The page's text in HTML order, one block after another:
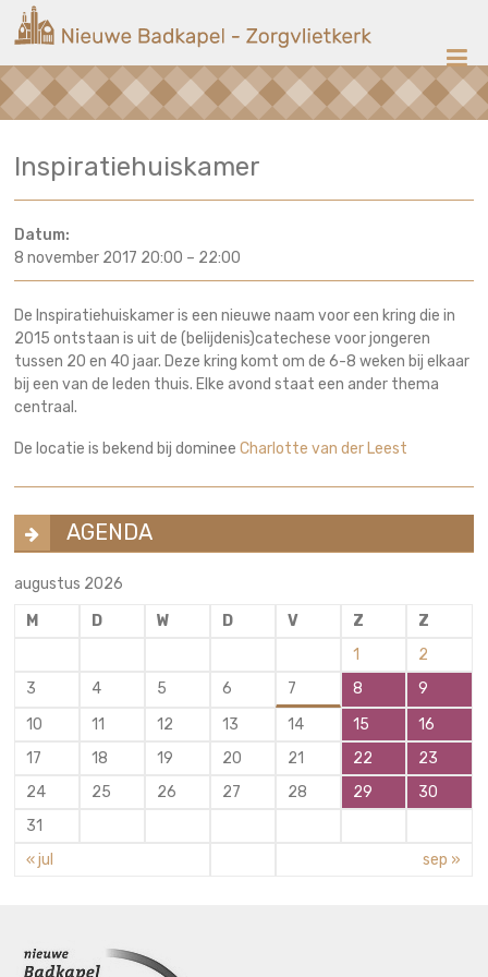
naar
inhoud
Nieuwe
Badkapel
op
Inspiratiehuiskamer
Datum:
8 november 2017 20:00 – 22:00
De Inspiratiehuiskamer is een nieuwe naam voor een kring die in
2015 ontstaan is uit de (belijdenis)catechese voor jongeren
tussen 20 en 40 jaar. Deze kring komt om de 6-8 weken bij elkaar
bij een van de leden thuis. Elke avond staat een ander thema
centraal.
De locatie is bekend bij domineeCharlotte van der Leest
AGENDA
augustus 2026
M
D W D V Z
Z
1
2
3
4 5 6 7 8
9
10
11 12 13 14 15
16
17
18 19 20 21 22
23
24
25 26 27 28 29
30
31
« jul
sep »